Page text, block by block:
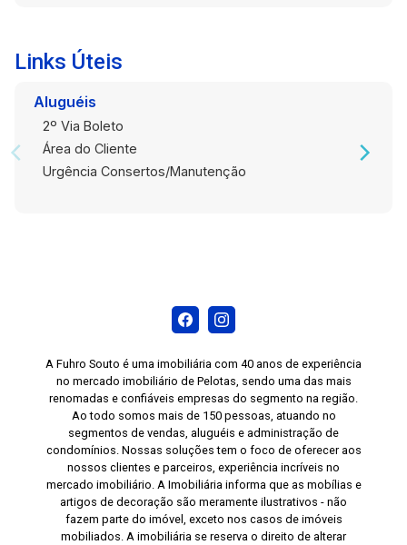
Links Úteis
Aluguéis
2º Via Boleto
Área do Cliente
Urgência Consertos/Manutenção
A Fuhro Souto é uma imobiliária com 40 anos de experiência
no mercado imobiliário de Pelotas, sendo uma das mais
renomadas e confiáveis empresas do segmento na região.
Ao todo somos mais de 150 pessoas, atuando no
segmentos de vendas, aluguéis e administração de
condomínios. Nossas soluções tem o foco de oferecer aos
nossos clientes e parceiros, experiência incríveis no
mercado imobiliário. A Imobiliária informa que as mobílias e
artigos de decoração são meramente ilustrativos - não
fazem parte do imóvel, exceto nos casos de imóveis
mobiliados. A imobiliária se reserva o direito de alterar